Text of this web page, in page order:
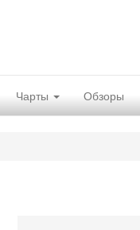
Чарты Обзоры